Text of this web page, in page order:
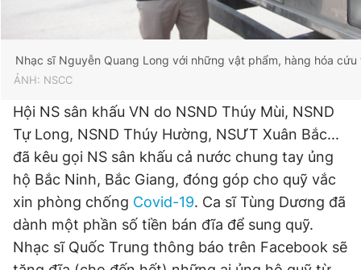
Nhạc sĩ Nguyễn Quang Long với những vật phẩm, hàng hóa
ẢNH: NSCC
Hội NS sân khấu VN do NSND Thúy Mùi, NSND
Tự Long, NSND Thúy Hường, NSƯT Xuân Bắc...
đã kêu gọi NS sân khấu cả nước chung tay ủng
hộ Bắc Ninh, Bắc Giang, đóng góp cho quỹ vắc
xin phòng chống Covid-19. Ca sĩ Tùng Dương đã
dành một phần số tiền bán đĩa để sung quỹ.
Nhạc sĩ Quốc Trung thông báo trên Facebook sẽ